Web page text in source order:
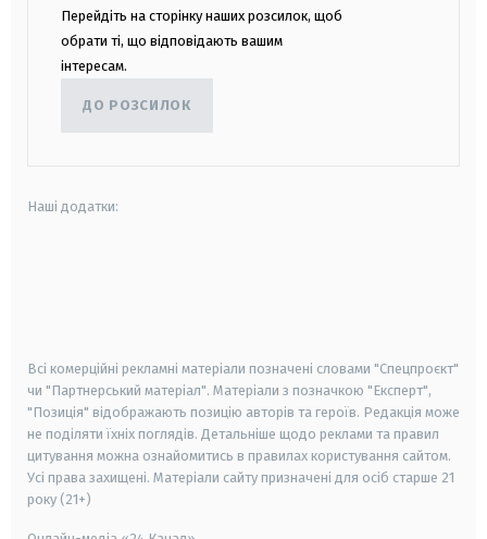
Перейдіть на сторінку наших розсилок, щоб
обрати ті, що відповідають вашим
інтересам.
ДО РОЗСИЛОК
Наші додатки:
Всі комерційні рекламні матеріали позначені словами "Спецпроєкт"
чи "Партнерський матеріал". Матеріали з позначкою "Експерт",
"Позиція" відображають позицію авторів та героїв. Редакція може
не поділяти їхніх поглядів. Детальніше щодо реклами та правил
цитування можна ознайомитись в правилах користування сайтом.
Усі права захищені. Матеріали сайту призначені для осіб старше 21
року (21+)